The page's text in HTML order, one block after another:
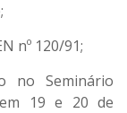
nº 120/91;
no Seminário
em 19 e 20 de